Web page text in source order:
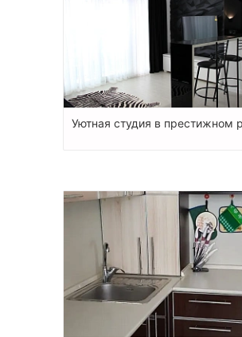
Уютная студия в престижном